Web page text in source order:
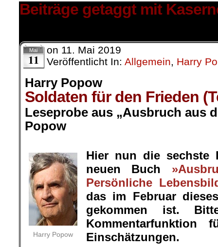
Beiträge getaggt mit
Mai
11
on 11. Mai 2019
Veröffentlicht In: Allgemein, Harry
Harry Popow
Soldaten für den Frieden
Leseprobe aus „Ausbruch aus
Popow
Harry Popow
Hier nun die sechste
neuen Buch
Persönliche
das im Februar
gekommen ist.
Einschätzungen.